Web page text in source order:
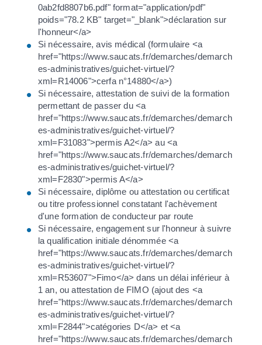
0ab2fd8807b6.pdf" format="application/pdf"
poids="78.2 KB" target="_blank">déclaration sur
l'honneur</a>
Si nécessaire, avis médical (formulaire <a
href="https://www.saucats.fr/demarches/demarch
es-administratives/guichet-virtuel/?
xml=R14006">cerfa n°14880</a>)
Si nécessaire, attestation de suivi de la formation
permettant de passer du <a
href="https://www.saucats.fr/demarches/demarch
es-administratives/guichet-virtuel/?
xml=F31083">permis A2</a> au <a
href="https://www.saucats.fr/demarches/demarch
es-administratives/guichet-virtuel/?
xml=F2830">permis A</a>
Si nécessaire, diplôme ou attestation ou certificat
ou titre professionnel constatant l'achèvement
d'une formation de conducteur par route
Si nécessaire, engagement sur l'honneur à suivre
la qualification initiale dénommée <a
href="https://www.saucats.fr/demarches/demarch
es-administratives/guichet-virtuel/?
xml=R53607">Fimo</a> dans un délai inférieur à
1 an, ou attestation de FIMO (ajout des <a
href="https://www.saucats.fr/demarches/demarch
es-administratives/guichet-virtuel/?
xml=F2844">catégories D</a> et <a
href="https://www.saucats.fr/demarches/demarch